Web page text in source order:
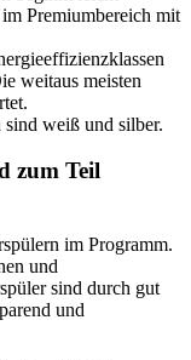
Premiumbereich mit
weitaus meisten
weiß und silber.
zum Teil
im Programm.
und
sind durch gut
und